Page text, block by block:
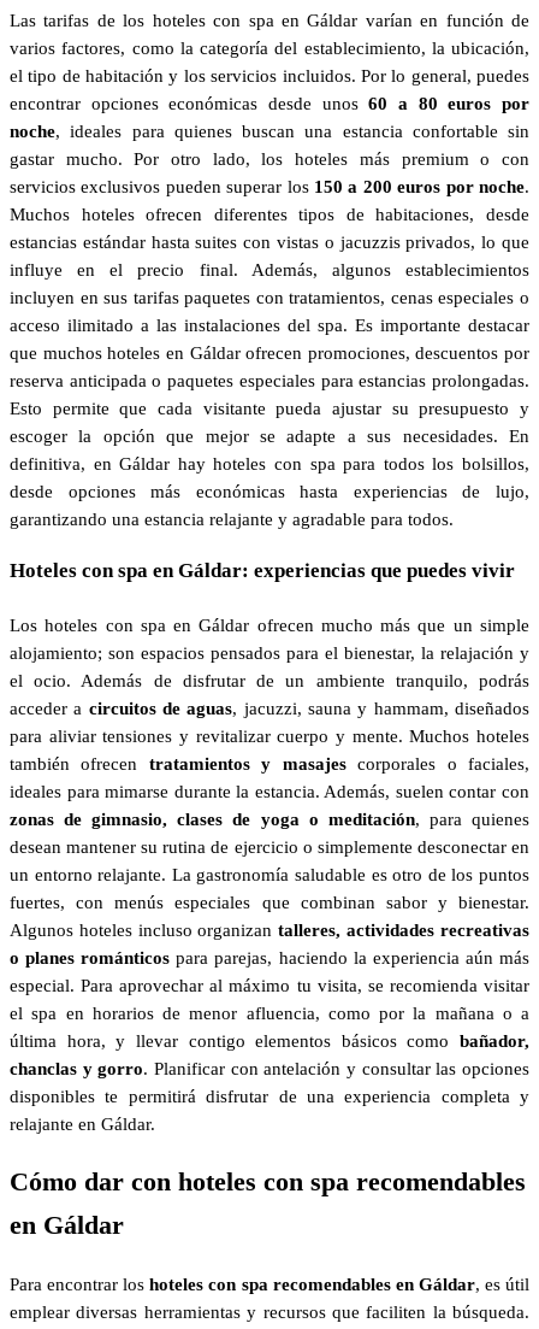
Las tarifas de los hoteles con spa en Gáldar varían en función de
varios factores, como la categoría del establecimiento, la ubicación,
el tipo de habitación y los servicios incluidos. Por lo general, puedes
encontrar opciones económicas desde unos60 a 80 euros por
noche, ideales para quienes buscan una estancia confortable sin
gastar mucho. Por otro lado, los hoteles más premium o con
servicios exclusivos pueden superar los 150 a 200 euros por noche.
Muchos hoteles ofrecen diferentes tipos de habitaciones, desde
estancias estándar hasta suites con vistas o jacuzzis privados, lo que
influye en el precio final. Además, algunos establecimientos
incluyen en sus tarifas paquetes con tratamientos, cenas especiales o
acceso ilimitado a las instalaciones del spa. Es importante destacar
que muchos hoteles en Gáldar ofrecen promociones, descuentos por
reserva anticipada o paquetes especiales para estancias prolongadas.
Esto permite que cada visitante pueda ajustar su presupuesto y
escoger la opción que mejor se adapte a sus necesidades. En
definitiva, en Gáldar hay hoteles con spa para todos los bolsillos,
desde opciones más económicas hasta experiencias de lujo,
garantizando una estancia relajante y agradable para todos.
Hoteles con spa en Gáldar: experiencias que puedes vivir
Los hoteles con spa en Gáldar ofrecen mucho más que un simple
alojamiento; son espacios pensados para el bienestar, la relajación y
el ocio. Además de disfrutar de un ambiente tranquilo, podrás
acceder a circuitos de aguas, jacuzzi, sauna y hammam, diseñados
para aliviar tensiones y revitalizar cuerpo y mente. Muchos hoteles
también ofrecen tratamientos y masajescorporales o faciales,
ideales para mimarse durante la estancia. Además, suelen contar con
zonas de gimnasio, clases de yoga o meditación, para quienes
desean mantener su rutina de ejercicio o simplemente desconectar en
un entorno relajante. La gastronomía saludable es otro de los puntos
fuertes, con menús especiales que combinan sabor y bienestar.
Algunos hoteles incluso organizantalleres, actividades recreativas
o planes románticos para parejas, haciendo la experiencia aún más
especial. Para aprovechar al máximo tu visita, se recomienda visitar
el spa en horarios de menor afluencia, como por la mañana o a
última hora, y llevar contigo elementos básicos como bañador,
chanclas y gorro. Planificar con antelación y consultar las opciones
disponibles te permitirá disfrutar de una experiencia completa y
relajante en Gáldar.
Cómo dar con hoteles con spa recomendables
en Gáldar
Para encontrar loshoteles con spa recomendables en Gáldar, es útil
emplear diversas herramientas y recursos que faciliten la búsqueda.